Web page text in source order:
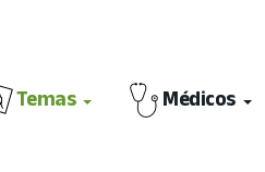
Temas Médicos